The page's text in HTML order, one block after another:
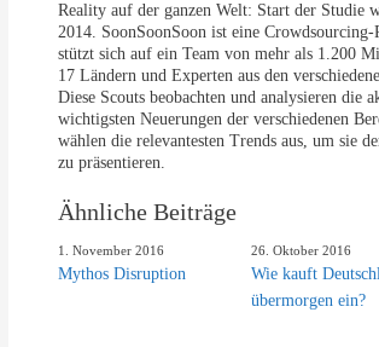
Reality auf der ganzen Welt: Start der Studie
2014. SoonSoonSoon ist eine
stützt sich auf ein Team von mehr als 1.200
17 Ländern und Experten aus den
Diese Scouts beobachten und analysieren die
wichtigsten Neuerungen der verschiedenen
wählen die relevantesten Trends aus, um sie
zu präsentieren.
Ähnliche Beiträge
1. November 2016
Mythos Disruption
26. Oktober 2016
Wie kauft
übermorgen ein?